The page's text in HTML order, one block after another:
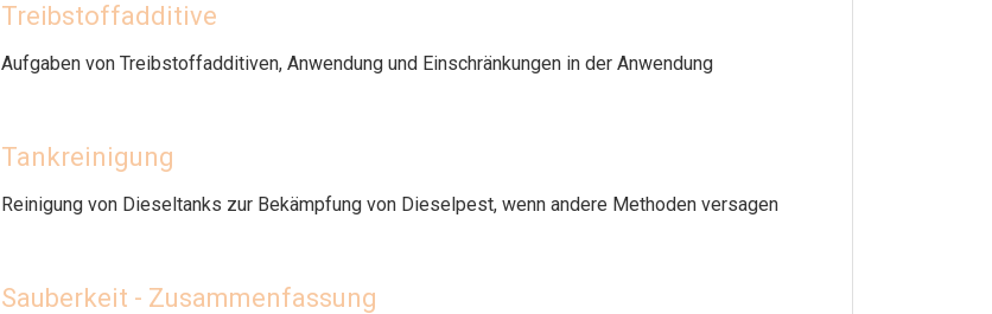
Treibstoffadditive
Aufgaben von Treibstoffadditiven, Anwendung und Einschränkungen in der Anwendung
Tankreinigung
Reinigung von Dieseltanks zur Bekämpfung von Dieselpest, wenn andere Methoden versagen
Sauberkeit - Zusammenfassung